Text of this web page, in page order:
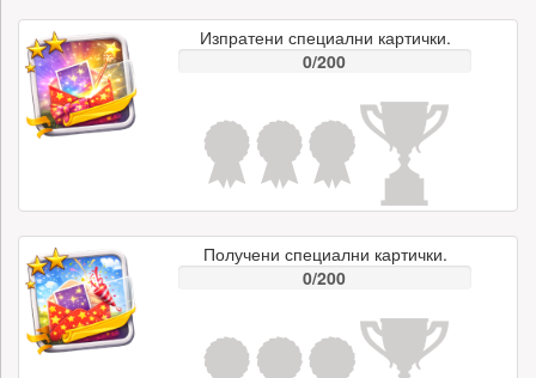
Изпратени специални картички.
0/200
Получени специални картички.
0/200